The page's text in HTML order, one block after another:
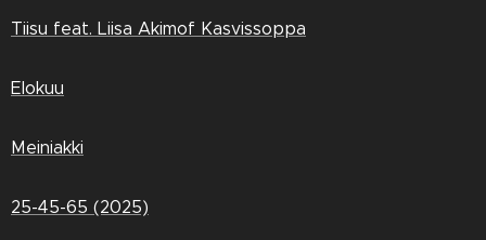
Tiisu feat. Liisa Akimof Kasvissoppa
Elokuu
Meiniakki
25-45-65 (2025)